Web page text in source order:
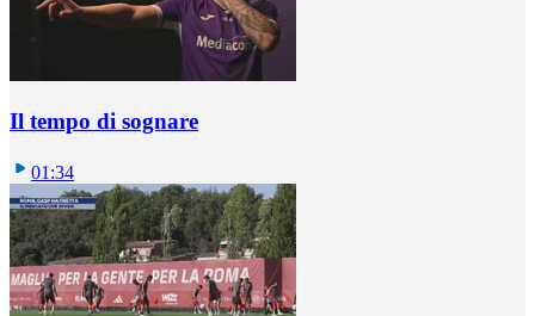
Il tempo di sognare
01:34